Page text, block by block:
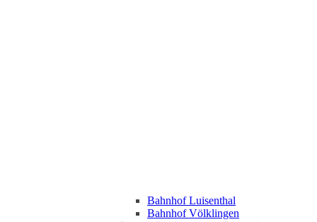
Bahnhof Luisenthal
Bahnhof Völklingen